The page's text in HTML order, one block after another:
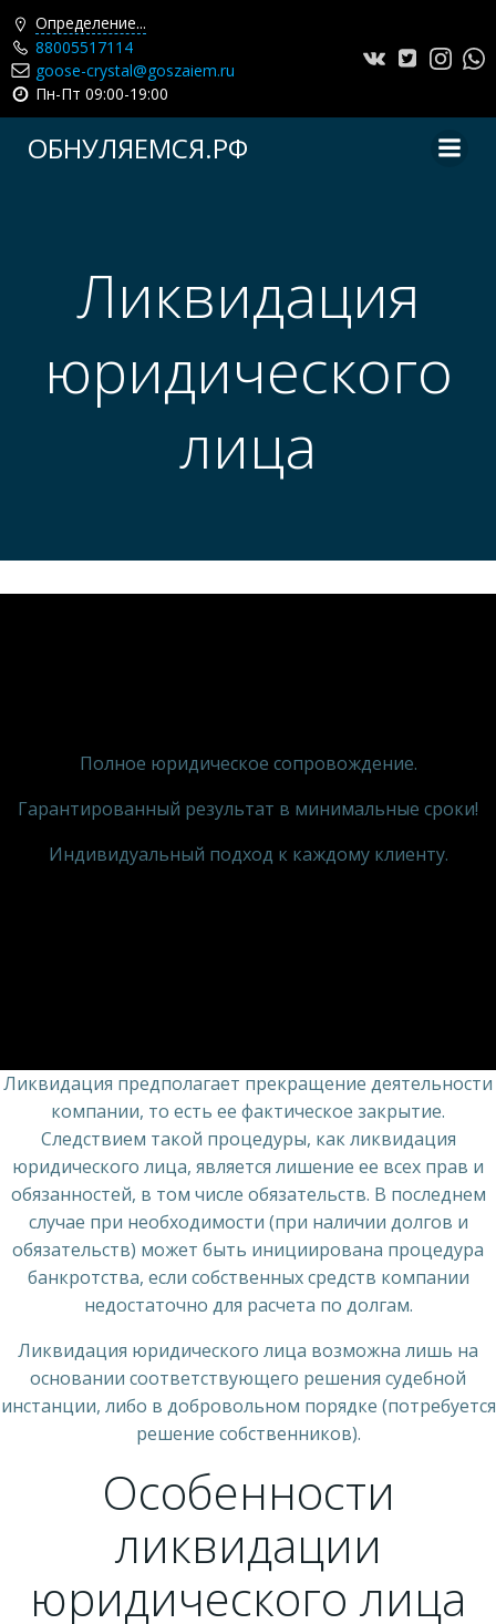
Определение...
88005517114
goose-crystal@goszaiem.ru
Пн-Пт 09:00-19:00
ОБНУЛЯЕМСЯ.РФ
Ликвидация
юридического
лица
Полное юридическое сопровождение.
Гарантированный результат в минимальные сроки!
Индивидуальный подход к каждому клиенту.
Ликвидация предполагает прекращение деятельности
компании, то есть ее фактическое закрытие.
Следствием такой процедуры, как ликвидация
юридического лица, является лишение ее всех прав и
обязанностей, в том числе обязательств. В последнем
случае при необходимости (при наличии долгов и
обязательств) может быть инициирована процедура
банкротства, если собственных средств компании
недостаточно для расчета по долгам.
Ликвидация юридического лица возможна лишь на
основании соответствующего решения судебной
инстанции, либо в добровольном порядке (потребуется
решение собственников).
Особенности
ликвидации
юридического лица